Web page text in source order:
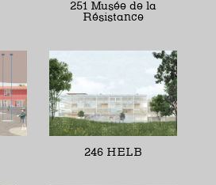
251 Musée de la
Résistance
246 HELB